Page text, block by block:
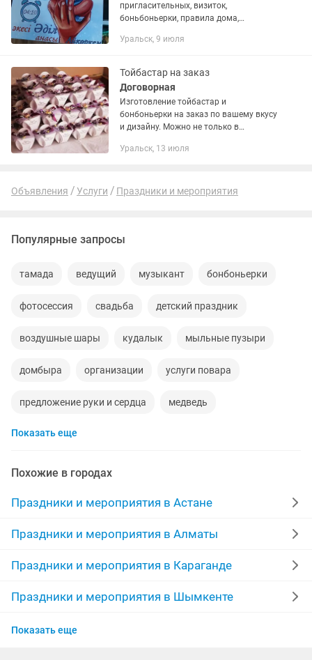
пригласительных, визиток,
боньбоньерки, правила дома,
можно вырезать из бумаги. Делаю за
бумажные варианты....
Уральск, 9 июля
Тойбастар на заказ
Договорная
Изготовление тойбастар и
бонбоньерки на заказ по вашему вкусу
и дизайну. Можно не только в
изготавливаем мыло и бомбочки
Уральск, 13 июля
Объявления Услуги Праздники и мероприятия
Популярные запросы
тамада ведущий музыкант бонбоньерки
фотосессия свадьба детский праздник
воздушные шары кудалык мыльные пузыри
домбыра организации услуги повара
предложение руки и сердца медведь
организация праздников
фотозоны асаба праздники банкет
повар на дому оформление гелевые шары
шары корпоратив дни рождения аниматоры
человек паук повар на выезд повар
ведущий тамада
Показать еще
Похожие в городах
Праздники и мероприятия в Астане
Праздники и мероприятия в Алматы
Праздники и мероприятия в Караганде
Праздники и мероприятия в Шымкенте
Праздники и мероприятия в Актобе
Показать еще